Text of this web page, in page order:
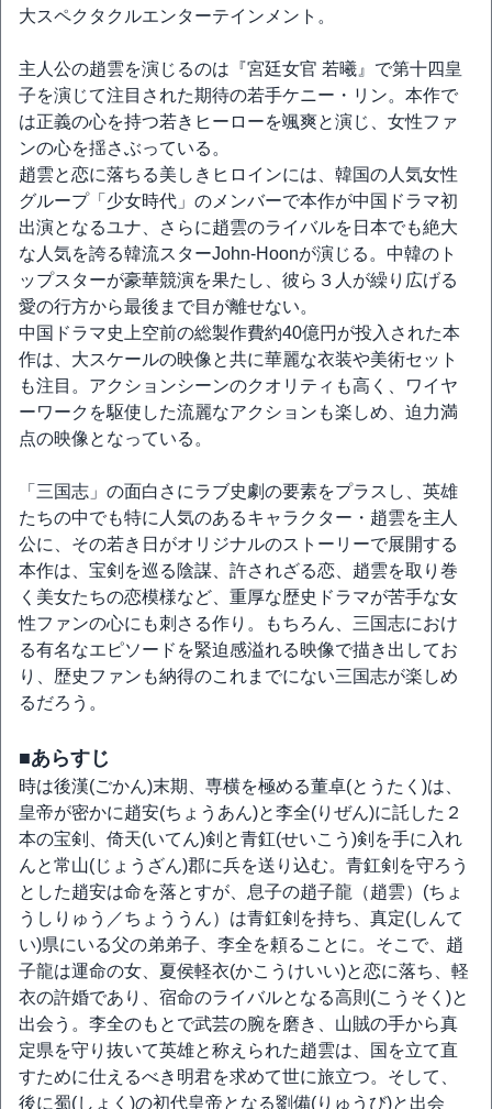
大スペクタクルエンターテインメント。
主人公の趙雲を演じるのは『宮廷女官 若曦』で第十四皇
子を演じて注目された期待の若手ケニー・リン。本作で
は正義の心を持つ若きヒーローを颯爽と演じ、女性ファ
ンの心を揺さぶっている。
趙雲と恋に落ちる美しきヒロインには、韓国の人気女性
グループ「少女時代」のメンバーで本作が中国ドラマ初
出演となるユナ、さらに趙雲のライバルを日本でも絶大
な人気を誇る韓流スターJohn-Hoonが演じる。中韓のト
ップスターが豪華競演を果たし、彼ら３人が繰り広げる
愛の行方から最後まで目が離せない。
中国ドラマ史上空前の総製作費約40億円が投入された本
作は、大スケールの映像と共に華麗な衣装や美術セット
も注目。アクションシーンのクオリティも高く、ワイヤ
ーワークを駆使した流麗なアクションも楽しめ、迫力満
点の映像となっている。
「三国志」の面白さにラブ史劇の要素をプラスし、英雄
たちの中でも特に人気のあるキャラクター・趙雲を主人
公に、その若き日がオリジナルのストーリーで展開する
本作は、宝剣を巡る陰謀、許されざる恋、趙雲を取り巻
く美女たちの恋模様など、重厚な歴史ドラマが苦手な女
性ファンの心にも刺さる作り。もちろん、三国志におけ
る有名なエピソードを緊迫感溢れる映像で描き出してお
り、歴史ファンも納得のこれまでにない三国志が楽しめ
るだろう。
■あらすじ
時は後漢(ごかん)末期、専横を極める董卓(とうたく)は、
皇帝が密かに趙安(ちょうあん)と李全(りぜん)に託した２
本の宝剣、倚天(いてん)剣と青釭(せいこう)剣を手に入れ
んと常山(じょうざん)郡に兵を送り込む。青釭剣を守ろう
とした趙安は命を落とすが、息子の趙子龍（趙雲）(ちょ
うしりゅう／ちょううん）は青釭剣を持ち、真定(しんて
い)県にいる父の弟弟子、李全を頼ることに。そこで、趙
子龍は運命の女、夏侯軽衣(かこうけいい)と恋に落ち、軽
衣の許婚であり、宿命のライバルとなる高則(こうそく)と
出会う。李全のもとで武芸の腕を磨き、山賊の手から真
定県を守り抜いて英雄と称えられた趙雲は、国を立て直
すために仕えるべき明君を求めて世に旅立つ。そして、
後に蜀(しょく)の初代皇帝となる劉備(りゅうび)と出会